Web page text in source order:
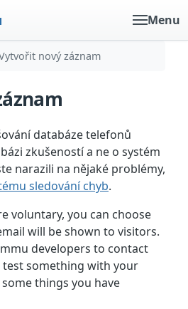
Menu
nový záznam
databáze telefonů
zkušeností a ne o systém
narazili na nějaké problémy,
sledování chyb.
voluntary, you can choose
will be shown to visitors.
developers to contact
something with your
things you have